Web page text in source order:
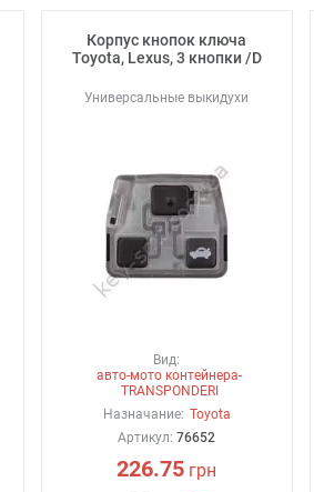
Корпус кнопок ключа
Toyota, Lexus, 3 кнопки /D
Универсальные выкидухи
Вид:
авто-мото контейнера-
TRANSPONDERI
Назначание: Toyota
Артикул:76652
226.75 грн